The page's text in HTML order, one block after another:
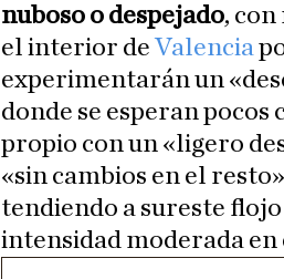
nuboso o despejado,
el interior deValencia
experimentarán un
donde se esperan pocos
propio con un «ligero
«sin cambios en el
tendiendo a sureste
intensidad moderada